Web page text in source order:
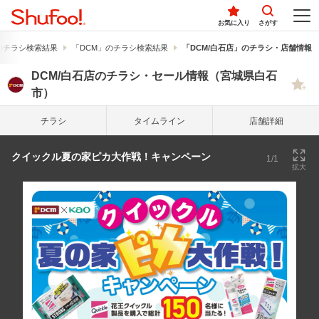
お気に入り さがす
チラシ検索結果 「DCM」のチラシ検索結果 「DCM/白石店」のチラシ・店舗情報
DCM/白石店のチラシ・セール情報（宮城県白石
市）
チラシ タイム ライン 店舗詳細
クイックル夏の家ピカ大作戦！キャンペーン 1/1
拡大